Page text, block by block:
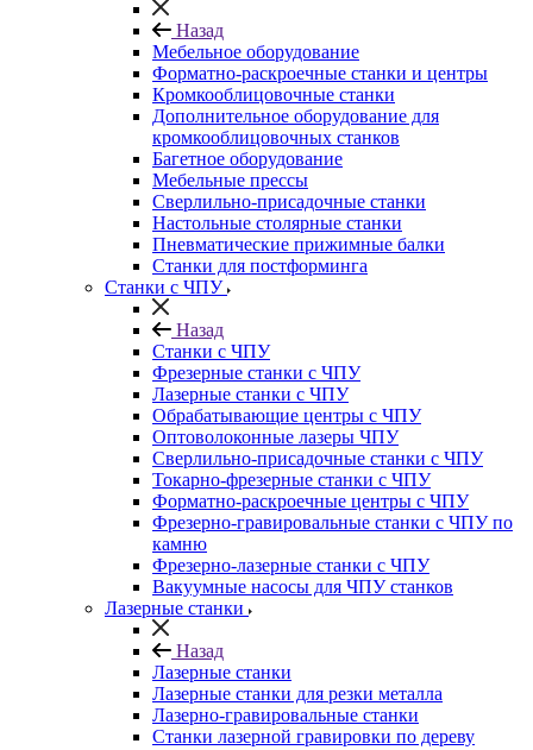
Назад
Мебельное оборудование
Форматно-раскроечные станки и центры
Кромкооблицовочные станки
Дополнительное оборудование для
кромкооблицовочных станков
Багетное оборудование
Мебельные прессы
Сверлильно-присадочные станки
Настольные столярные станки
Пневматические прижимные балки
Станки для постформинга
Станки с ЧПУ
Назад
Станки с ЧПУ
Фрезерные станки с ЧПУ
Лазерные станки с ЧПУ
Обрабатывающие центры с ЧПУ
Оптоволоконные лазеры ЧПУ
Сверлильно-присадочные станки с ЧПУ
Токарно-фрезерные станки с ЧПУ
Форматно-раскроечные центры с ЧПУ
Фрезерно-гравировальные станки с ЧПУ по
камню
Фрезерно-лазерные станки с ЧПУ
Вакуумные насосы для ЧПУ станков
Лазерные станки
Назад
Лазерные станки
Лазерные станки для резки металла
Лазерно-гравировальные станки
Станки лазерной гравировки по дереву